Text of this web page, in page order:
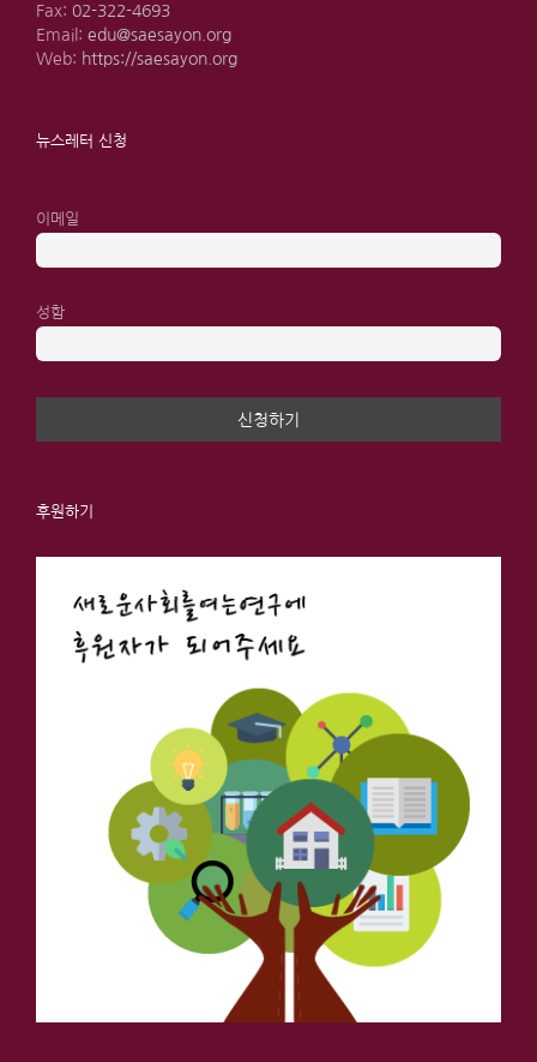
Fax: 02-322-4693
Email: edu@saesayon.org
Web: https://saesayon.org
뉴스레터 신청
이메일
성함
후원하기